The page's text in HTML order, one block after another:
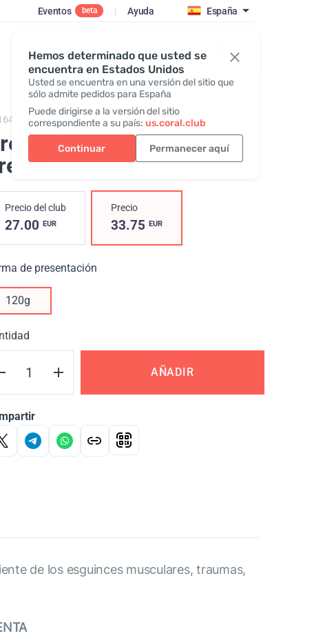
Hemos determinado que usted se
encuentra en Estados Unidos
Usted se encuentra en una versión del sitio que
sólo admite pedidos para España
Puede dirigirse a la versión del sitio
correspondiente a su país: us.coral.club
Continuar Permanecer aquí
Eventos beta | Ayuda España
Iniciar sesión
Cool Relief
para la piel Alivio
Precio del club
27.00 EUR
Precio
33.75 EUR
de presentación
120g
AÑADIR
de los esguinces musculares, traumas,